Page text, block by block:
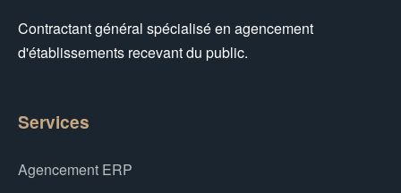
Contractant général spécialisé en agencement
d'établissements recevant du public.
Services
Agencement ERP